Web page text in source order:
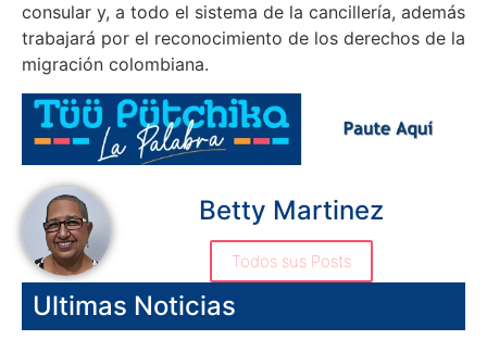
consular y, a todo el sistema de la cancillería, además
trabajará por el reconocimiento de los derechos de la
migración colombiana.
Betty Martinez
Todos sus Posts
Ultimas Noticias